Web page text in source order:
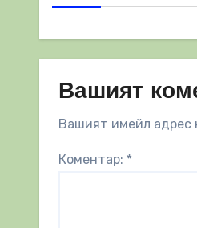
Вашият
Вашият имейл адрес
Коментар: *